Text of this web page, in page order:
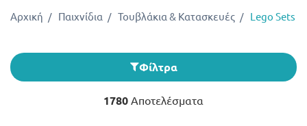
Αρχική Παιχνίδια Τουβλάκια & Κατασκευές Lego Sets
Φίλτρα
1780 Αποτελέσματα